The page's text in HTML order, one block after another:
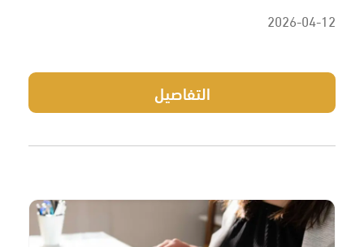
2026-04-12
التفاصيل